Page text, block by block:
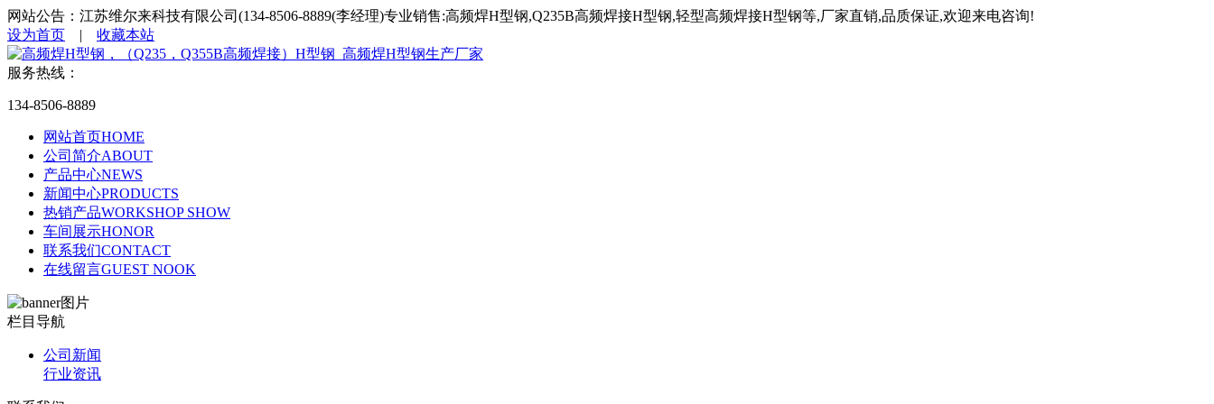
网站公告：江苏维尔来科技有限公司(134-8506-8889(李经理)专业销售:高频焊H型钢,Q235B高频焊接H型钢,轻型高频焊接H型钢等,厂家直销,品质保证,欢迎来电咨询!
设为首页 | 收藏本站
服务热线：
134-8506-8889
网站首页HOME
公司简介ABOUT
产品中心NEWS
新闻中心PRODUCTS
热销产品WORKSHOP SHOW
车间展示HONOR
联系我们CONTACT
在线留言GUEST NOOK
栏目导航
公司新闻
行业资讯